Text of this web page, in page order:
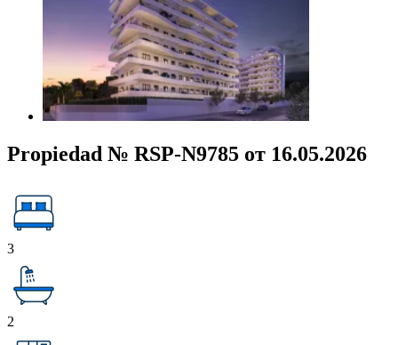
Propiedad № RSP-N9785 от 16.05.2026
3
2